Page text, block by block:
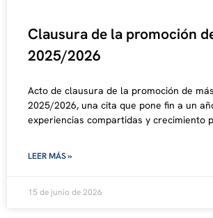
Clausura de la promoción
2025/2026
Acto de clausura de la promoción de
2025/2026, una cita que pone fin a un
experiencias compartidas y crecimiento
LEER MÁS »
15 de junio de 2026